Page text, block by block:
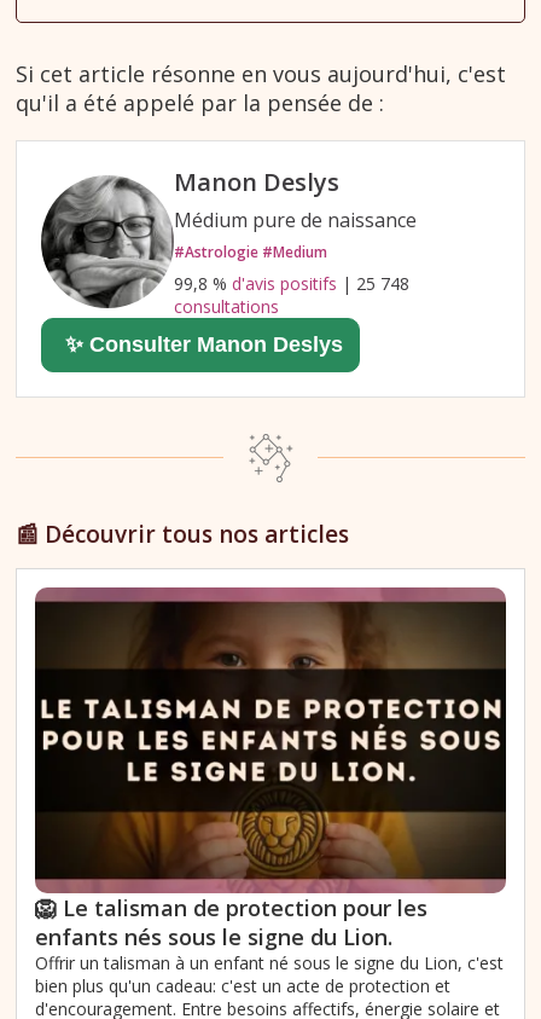
Si cet article résonne en vous aujourd'hui, c'est
qu'il a été appelé par la pensée de :
Manon Deslys
Médium pure de naissance
#Astrologie #Medium
99,8 % d'avis positifs | 25 748
consultations
📰 Découvrir tous nos articles
🦁 Le talisman de protection pour les
enfants nés sous le signe du Lion.
Offrir un talisman à un enfant né sous le signe du Lion, c'est
bien plus qu'un cadeau: c'est un acte de protection et
d'encouragement. Entre besoins affectifs, énergie solaire et